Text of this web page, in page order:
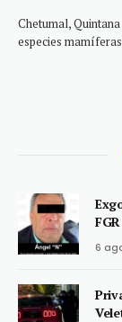
Chetumal,
especies
6